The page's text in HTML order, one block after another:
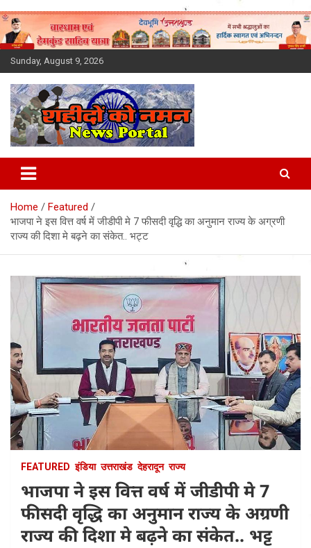
Skip
to
content
Sunday, August 9, 2026
Latest News Today, Breaking
News, Uttarakhand News in
Hindi
Home
Featured
भाजपा ने इस वित्त वर्ष में जीडीपी मे 7 फीसदी वृद्धि का अनुमान राज्य के अग्रणी
राज्य की दिशा मे बढ़ने का संकेत.. भट्ट
FEATURED इंडिया उत्तराखंड देहरादून राज्य
भाजपा ने इस वित्त वर्ष में जीडीपी मे 7
फीसदी वृद्धि का अनुमान राज्य के अग्रणी
राज्य की दिशा मे बढ़ने का संकेत.. भट्ट